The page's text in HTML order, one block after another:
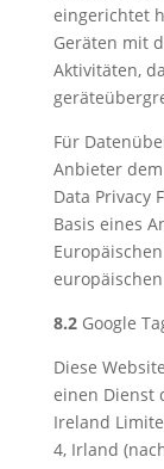
eingerichtet
Geräten mit
Aktivitäten,
Für
Anbieter dem
Data Privacy
Basis eines
8.2Google
Diese
einen Dienst
Ireland
4, Irland